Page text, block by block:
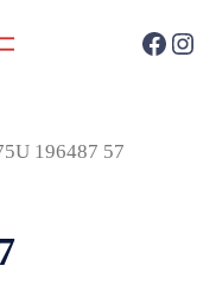
196487 57